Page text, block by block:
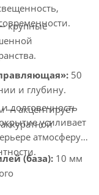
крупные
50
и глубину.
— акцентирует
(база): 10 мм
долговечность
усиливает
атмосферу